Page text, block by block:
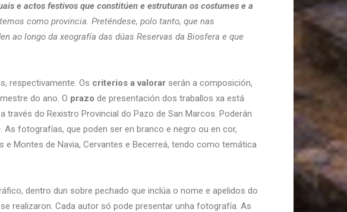
e actos festivos que constitúen e estruturan os costumes e a
como provincia. Preténdese, polo tanto, que nas
ao longo da xeografía das dúas Reservas da Biosfera e que
respectivamente. Os criterios a valorar serán a composición,
do ano. O prazo de presentación dos traballos xa está
a través do Rexistro Provincial do Pazo de San Marcos. Poderán
fotografías, que poden ser en branco e negro ou en cor,
Montes de Navia, Cervantes e Becerreá, tendo como temática
dentro dun sobre pechado que inclúa o nome e apelidos do
realizaron. Cada autor só pode presentar unha fotografía. As